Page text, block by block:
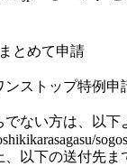
とめて申請
ストップ特例申
ない方は、以下
以下の送付先ま